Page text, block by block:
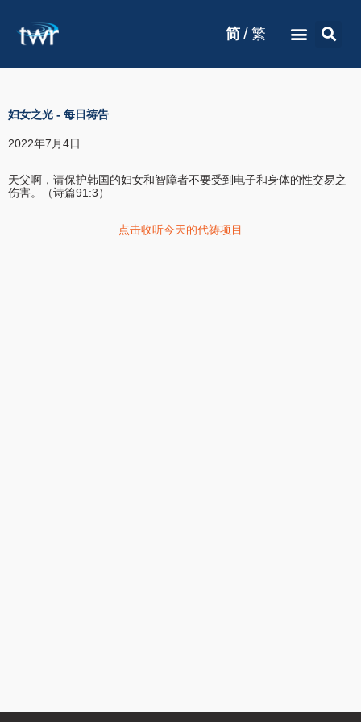
简 / 繁
妇女之光 - 每日祷告
2022年7月4日
天父啊，请保护韩国的妇女和智障者不要受到电子和身体的性交易之
伤害。（诗篇91:3）
点击收听今天的代祷项目